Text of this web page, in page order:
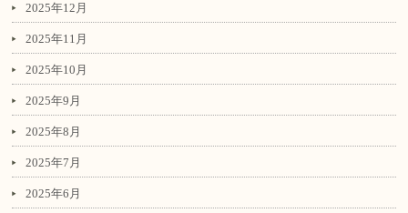
2025年12月
2025年11月
2025年10月
2025年9月
2025年8月
2025年7月
2025年6月